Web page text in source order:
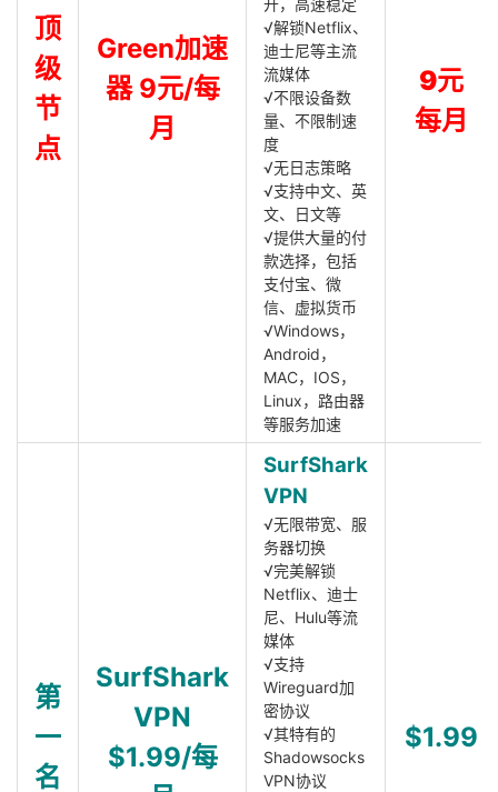
顶
级
节
点
Green加速
器 9元/每
月
开，高速稳定
√解锁Netflix、
迪士尼等主流
流媒体
√不限设备数
量、不限制速
度
√无日志策略
√支持中文、英
文、日文等
√提供大量的付
款选择，包括
支付宝、微
信、虚拟货币
√Windows，
Android，
MAC，IOS，
Linux，路由器
等服务加速
9元
每月
第
一
名
SurfShark
VPN
$1.99/每
SurfShark
VPN
√无限带宽、服
务器切换
√完美解锁
Netflix、迪士
尼、Hulu等流
媒体
√支持
Wireguard加
密协议
√其特有的
Shadowsocks
VPN协议
$1.99